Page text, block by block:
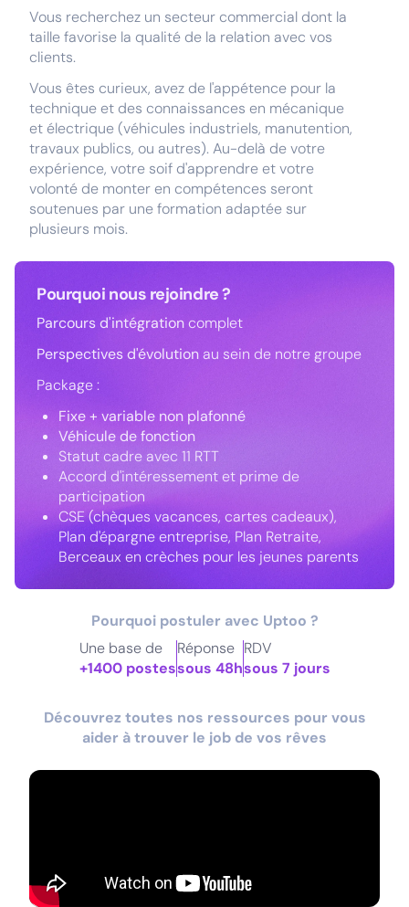
Vous recherchez un secteur commercial dont la
taille favorise la qualité de la relation avec vos
clients.
Vous êtes curieux, avez de l'appétence pour la
technique et des connaissances en mécanique
et électrique (véhicules industriels, manutention,
travaux publics, ou autres). Au-delà de votre
expérience, votre soif d'apprendre et votre
volonté de monter en compétences seront
soutenues par une formation adaptée sur
plusieurs mois.
Pourquoi nous rejoindre ?
Parcours d'intégrationcomplet
Perspectives d'évolutionau sein de notre groupe
Package :
Fixe + variable non plafonné
Véhicule de fonction
Statut cadre avec 11 RTT
Accord d'intéressement et prime de
participation
CSE (chèques vacances, cartes cadeaux),
Plan d'épargne entreprise, Plan Retraite,
Berceaux en crèches pour les jeunes parents
Pourquoi postuler avec Uptoo ?
Une base de
+1400 postes
Réponse
sous 48h
RDV
sous 7 jours
Découvrez toutes nos ressources pour vous
aider à trouver le job de vos rêves